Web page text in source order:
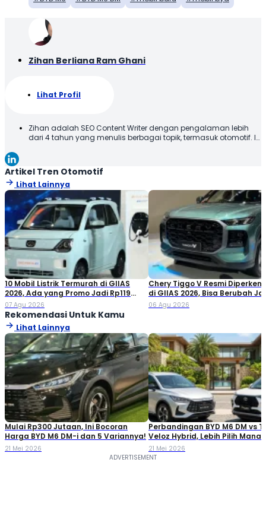
Zihan Berliana Ram Ghani
Lihat Profil
Zihan adalah SEO Content Writer dengan pengalaman lebih
dari 4 tahun yang menulis berbagai topik, termasuk otomotif. Ia
oleh pembaca. Melalui tulisannya, Zihan berupaya
memberikan informasi yang relevan dan bermanfaat. Selamat
Membaca!
Artikel Tren Otomotif
Lihat Lainnya
10 Mobil Listrik Termurah di GIIAS
2026, Ada yang Promo Jadi Rp119
Jutaan!
07 Agu 2026
Chery Tiggo V Resmi
di GIIAS 2026, Bisa Berubah
Double Cabin
06 Agu 2026
Rekomendasi Untuk Kamu
Lihat Lainnya
Mulai Rp300 Jutaan, Ini Bocoran
Harga BYD M6 DM-i dan 5 Variannya!
21 Mei 2026
Perbandingan BYD M6 DM vs
Veloz Hybrid, Lebih Pilih Mana?
21 Mei 2026